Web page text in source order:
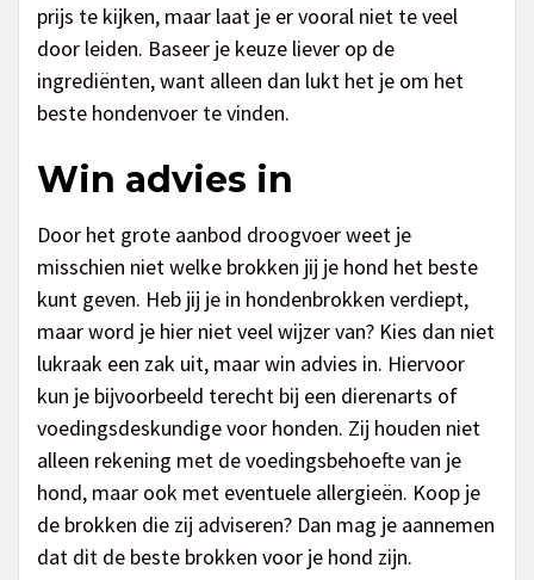
prijs te kijken, maar laat je er vooral niet te veel
door leiden. Baseer je keuze liever op de
ingrediënten, want alleen dan lukt het je om het
beste hondenvoer te vinden.
Win advies in
Door het grote aanbod droogvoer weet je
misschien niet welke brokken jij je hond het beste
kunt geven. Heb jij je in hondenbrokken verdiept,
maar word je hier niet veel wijzer van? Kies dan niet
lukraak een zak uit, maar win advies in. Hiervoor
kun je bijvoorbeeld terecht bij een dierenarts of
voedingsdeskundige voor honden. Zij houden niet
alleen rekening met de voedingsbehoefte van je
hond, maar ook met eventuele allergieën. Koop je
de brokken die zij adviseren? Dan mag je aannemen
dat dit de beste brokken voor je hond zijn.